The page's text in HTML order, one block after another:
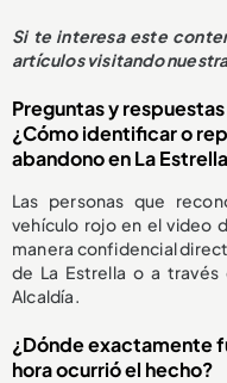
Si te interesa este
artículos visitando
Preguntas y
¿Cómo identificar o
abandono en La
Las personas que
vehículo rojo en el video
manera confidencial
de La Estrella o a través
Alcaldía.
¿Dónde exactamente
hora ocurrió el hecho?